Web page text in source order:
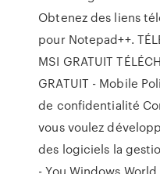
Obtenez des liens
pour Notepad++.
MSI GRATUIT
GRATUIT - Mobile
de confidentialité
vous voulez
des logiciels la
- You Windows